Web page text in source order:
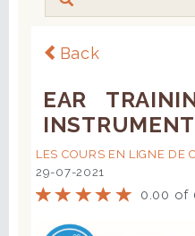
Back
EAR
LES COURS EN LIGNE DE
29-07-2021
0.00 of